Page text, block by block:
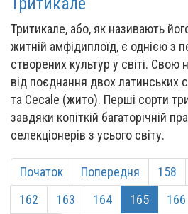
Тритикале, або, як називають
житній амфідиплоїд, є однією з
створених культур у світі. Свою
від поєднання двох латинських
та Cecale (жито). Перші сорти
завдяки копіткій багаторічній
селекціонерів з усього світу.
Початок Попередня 158
162
163 164 165 166